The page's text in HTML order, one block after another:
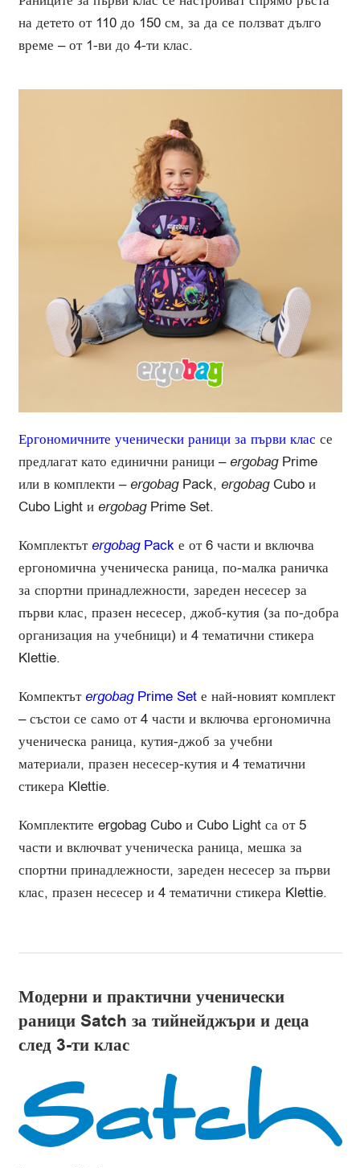
на детето от 110 до 150 см, за да се ползват дълго
време – от 1-ви до 4-ти клас.
Ергономичните ученически раници за първи клас се
предлагат като единични раници – ergobagPrime
или в комплекти – ergobagPack, ergobagCubo и
Cubo Light и ergobagPrime Set.
КомплектътergobagPack е от 6 части и включва
ергономична ученическа раница, по-малка раничка
за спортни принадлежности, зареден несесер за
първи клас, празен несесер, джоб-кутия (за по-добра
организация на учебници) и 4 тематични стикера
Klettie.
КомпектътergobagPrime Set е най-новият комплект
– състои се само от 4 части и включва ергономична
ученическа раница, кутия-джоб за учебни
материали, празен несесер-кутия и 4 тематични
стикера Klettie.
Комплектите ergobag Cubo и Cubo Light са от 5
части и включват ученическа раница, мешка за
спортни принадлежности, зареден несесер за първи
клас, празен несесер и 4 тематични стикера Klettie.
Модерни и практични ученически
раници Satch за тийнейджъри и деца
след 3-ти клас